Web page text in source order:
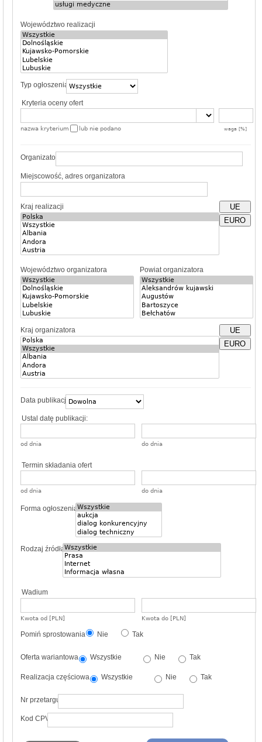
Województwo realizacji
Typ ogłoszenia
Kryteria oceny ofert
nazwa kryterium waga [%]
lub nie podano
Organizator
Miejscowość, adres organizatora
Kraj realizacji
UE
EURO
Województwo organizatora Powiat organizatora
Kraj organizatora
UE
EURO
Data publikacji
Ustal datę publikacji:
od dnia do dnia
Termin składania ofert
od dnia do dnia
Forma ogłoszenia
Rodzaj źródła
Wadium
Kwota od [PLN] Kwota do [PLN]
Pomiń sprostowania Nie Tak
Oferta wariantowa Wszystkie Nie Tak
Realizacja częściowa Wszystkie Nie Tak
Nr przetargu
Kod CPV